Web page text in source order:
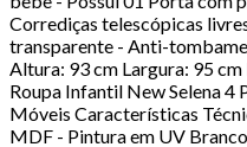
Corrediças telescópicas
transparente - Anti-
Altura: 93 cm Largura: 95
Roupa Infantil New Selena
Móveis Características
MDF - Pintura em UV